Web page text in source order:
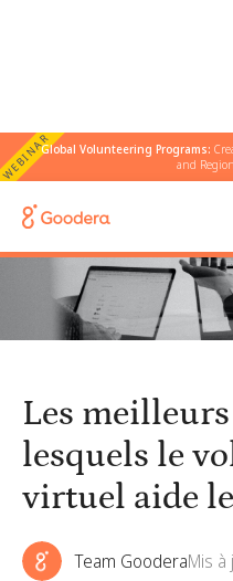
WEBINARGlobal Volunteering Programs:
and
← Tous les blogs
entreprises
Les
lesquels le
virtuel aide
Team GooderaMis à